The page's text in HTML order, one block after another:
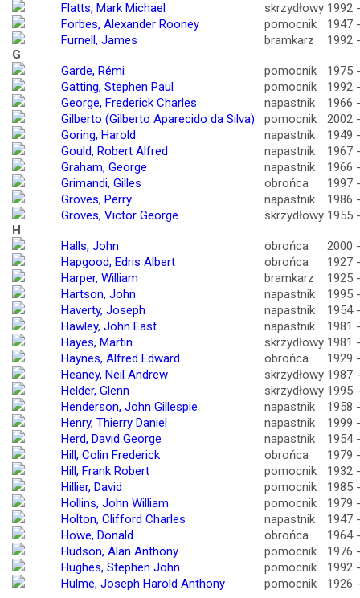
Flatts, Mark Michael
skrzydłowy 1992
Forbes, Alexander Rooney
pomocnik
1947
Furnell, James
bramkarz
1992
G
Garde, Rémi
pomocnik
1975
Gatting, Stephen Paul
pomocnik
1992
George, Frederick Charles
napastnik
1966
Gilberto (Gilberto Aparecido da Silva)
pomocnik
2002
Goring, Harold
napastnik
1949
Gould, Robert Alfred
napastnik
1967
Graham, George
napastnik
1966
Grimandi, Gilles
obrońca
1997
Groves, Perry
napastnik
1986
Groves, Victor George
skrzydłowy 1955
H
Halls, John
obrońca
2000
Hapgood, Edris Albert
obrońca
1927
Harper, William
bramkarz
1925
Hartson, John
napastnik
1995
Haverty, Joseph
napastnik
1954
Hawley, John East
napastnik
1981
Hayes, Martin
skrzydłowy 1981
Haynes, Alfred Edward
obrońca
1929
Heaney, Neil Andrew
skrzydłowy 1987
Helder, Glenn
skrzydłowy 1995
Henderson, John Gillespie
napastnik
1958
Henry, Thierry Daniel
napastnik
1999
Herd, David George
napastnik
1954
Hill, Colin Frederick
obrońca
1979
Hill, Frank Robert
pomocnik
1932
Hillier, David
pomocnik
1985
Hollins, John William
pomocnik
1979
Holton, Clifford Charles
napastnik
1947
Howe, Donald
obrońca
1964
Hudson, Alan Anthony
pomocnik
1976
Hughes, Stephen John
pomocnik
1992
Hulme, Joseph Harold Anthony
pomocnik 1926